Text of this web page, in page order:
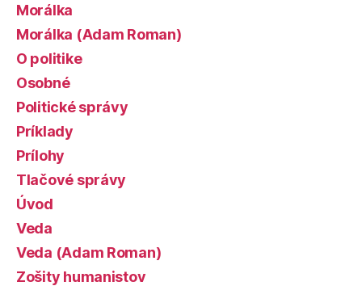
Morálka
Morálka (Adam Roman)
O politike
Osobné
Politické správy
Príklady
Prílohy
Tlačové správy
Úvod
Veda
Veda (Adam Roman)
Zošity humanistov